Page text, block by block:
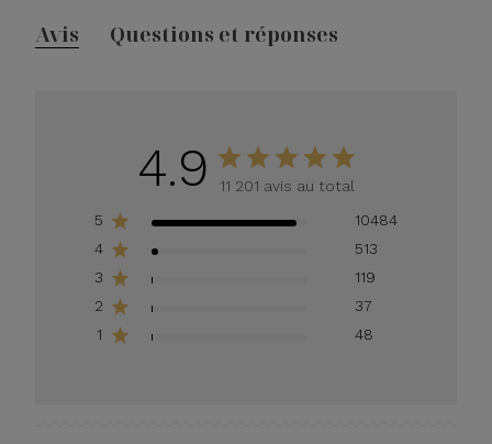
Avis Questions et réponses
4.9
11 201 avis au total
5
10484
4
513
3
119
2
37
1
48